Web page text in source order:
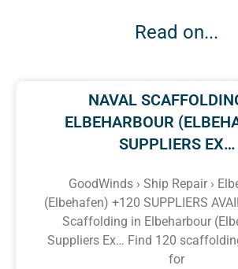
Read on...
NAVAL
ELBEHARBOUR
SUPPLIERS EX…
GoodWinds › Ship Repair ›
(Elbehafen) +120 SUPPLIERS
Scaffolding in Elbeharbour
Suppliers Ex… Find 120
for